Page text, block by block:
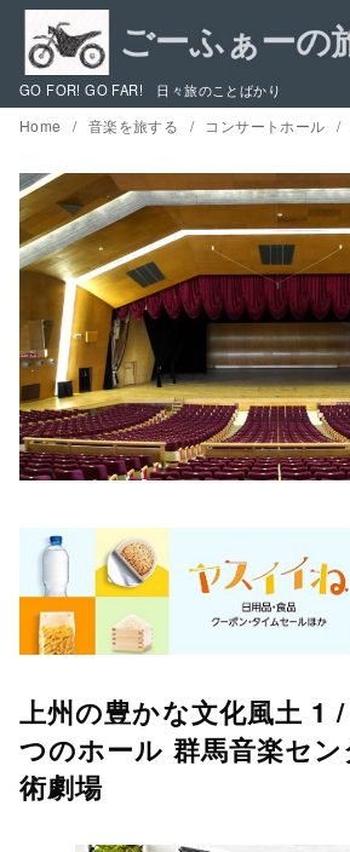
ン
GO FOR! GO FAR! 日々旅のことばかり
Home 音楽を旅する コンサートホール
上州の豊かな文化風土 1
つのホール 群馬音楽セ
術劇場